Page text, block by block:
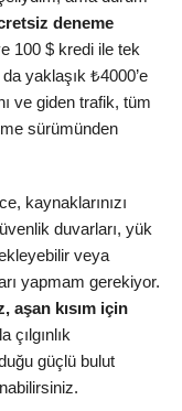
deneme
100 $ kredi ile tek
yaklaşık ₺4000’e
ve giden trafik, tüm
sürümünden
kaynaklarınızı
duvarları, yük
veya
yapmam gerekiyor.
aşan kısım için
çılgınlık
güçlü bulut